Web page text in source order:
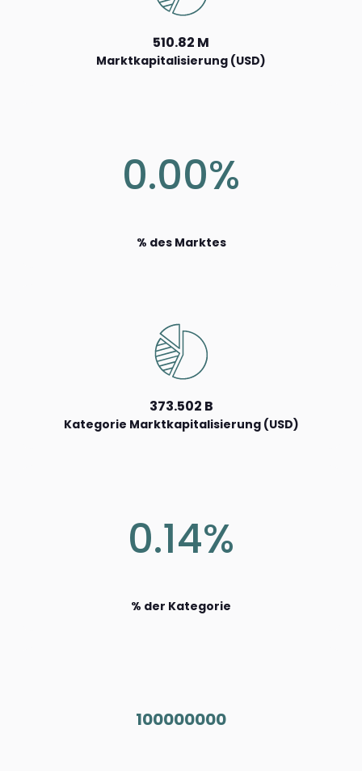
510.82 M
Marktkapitalisierung (USD)
0.00%
% des Marktes
373.502 B
Kategorie Marktkapitalisierung (USD)
0.14%
% der Kategorie
100000000